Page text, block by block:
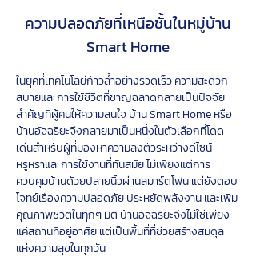
ความปลอดภัยที่เหนือชั้นในหมู่บ้าน
Smart Home
ในยุคที่เทคโนโลยีก้าวล้ำอย่างรวดเร็ว ความสะดวก
สบายและการใช้ชีวิตที่ชาญฉลาดกลายเป็นปัจจัย
สำคัญที่ผู้คนให้ความสนใจ บ้าน Smart Home หรือ
บ้านอัจฉริยะจึงกลายมาเป็นหนึ่งในตัวเลือกที่โดด
เด่นสำหรับผู้ที่มองหาความลงตัวระหว่างดีไซน์
หรูหราและการใช้งานที่ทันสมัย ไม่เพียงแต่การ
ควบคุมบ้านด้วยปลายนิ้วผ่านสมาร์ตโฟน แต่ยังตอบ
โจทย์เรื่องความปลอดภัย ประหยัดพลังงาน และเพิ่ม
คุณภาพชีวิตในทุกๆ มิติ บ้านอัจฉริยะจึงไม่ใช่เพียง
แค่สถานที่อยู่อาศัย แต่เป็นพื้นที่ที่ช่วยสร้างสมดุล
แห่งความสุขในทุกวัน